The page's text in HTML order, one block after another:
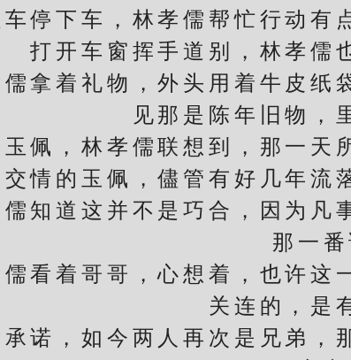
下车，林孝儒帮忙行动有
打开车窗挥手道别，林孝儒
着礼物，外头用着牛皮纸
见那是陈年旧物，
，林孝儒联想到，那一天
情的玉佩，儘管有好几年流
道这并不是巧合，因为凡
那一番
着哥哥，心想着，也许这
关连的，是
，如今两人再次是兄弟，